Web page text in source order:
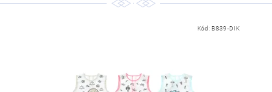
Kód: B839-DIK